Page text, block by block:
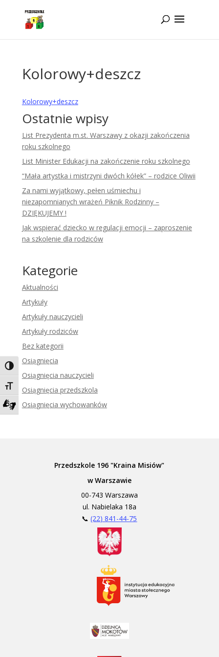
Toggle High Contrast
Toggle Font size
Zadzwoń do tłumacza języka migowego
Kolorowy+deszcz
Kolorowy+deszcz
Ostatnie wpisy
List Prezydenta m.st. Warszawy z okazji zakończenia
roku szkolnego
List Minister Edukacji na zakończenie roku szkolnego
“Mała artystka i mistrzyni dwóch kółek” – rodzice Oliwii
Za nami wyjątkowy, pełen uśmiechu i
niezapomnianych wrażeń Piknik Rodzinny –
DZIĘKUJEMY !
Jak wspierać dziecko w regulacji emocji – zaproszenie
na szkolenie dla rodziców
Kategorie
Aktualności
Artykuły
Artykuły nauczycieli
Artykuły rodziców
Bez kategorii
Osiągnięcia
Osiągnięcia nauczycieli
Osiągnięcia przedszkola
Osiągnięcia wychowanków
Przedszkole 196 "Kraina Misiów"
w Warszawie
00-743 Warszawa
ul. Nabielaka 18a
📞(22) 841-44-75